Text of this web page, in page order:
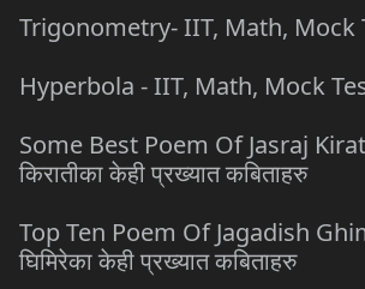
Trigonometry- IIT, Math, Mock
Hyperbola - IIT, Math, Mock
Some Best Poem Of Jasraj
किरातीका केही प्रख्यात कबिताहरु
Top Ten Poem Of Jagadish
घिमिरेका केही प्रख्यात कबिताहरु